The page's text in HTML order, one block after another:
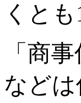
くと
「商
など